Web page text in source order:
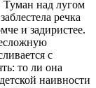
Туман над лугом
речка
и задиристее.
с
то ли она
наивности